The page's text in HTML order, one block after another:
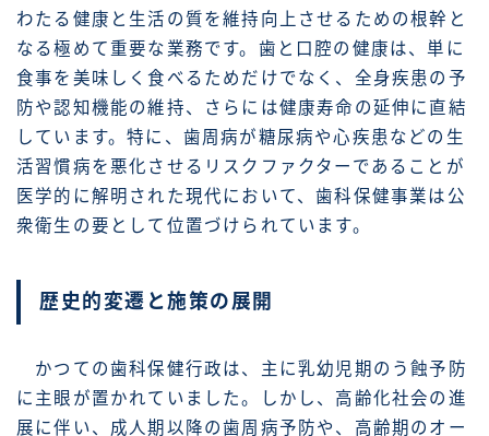
わたる健康と生活の質を維持向上させるための根幹と
なる極めて重要な業務です。歯と口腔の健康は、単に
食事を美味しく食べるためだけでなく、全身疾患の予
防や認知機能の維持、さらには健康寿命の延伸に直結
しています。特に、歯周病が糖尿病や心疾患などの生
活習慣病を悪化させるリスクファクターであることが
医学的に解明された現代において、歯科保健事業は公
衆衛生の要として位置づけられています。
歴史的変遷と施策の展開
かつての歯科保健行政は、主に乳幼児期のう蝕予防
に主眼が置かれていました。しかし、高齢化社会の進
展に伴い、成人期以降の歯周病予防や、高齢期のオー